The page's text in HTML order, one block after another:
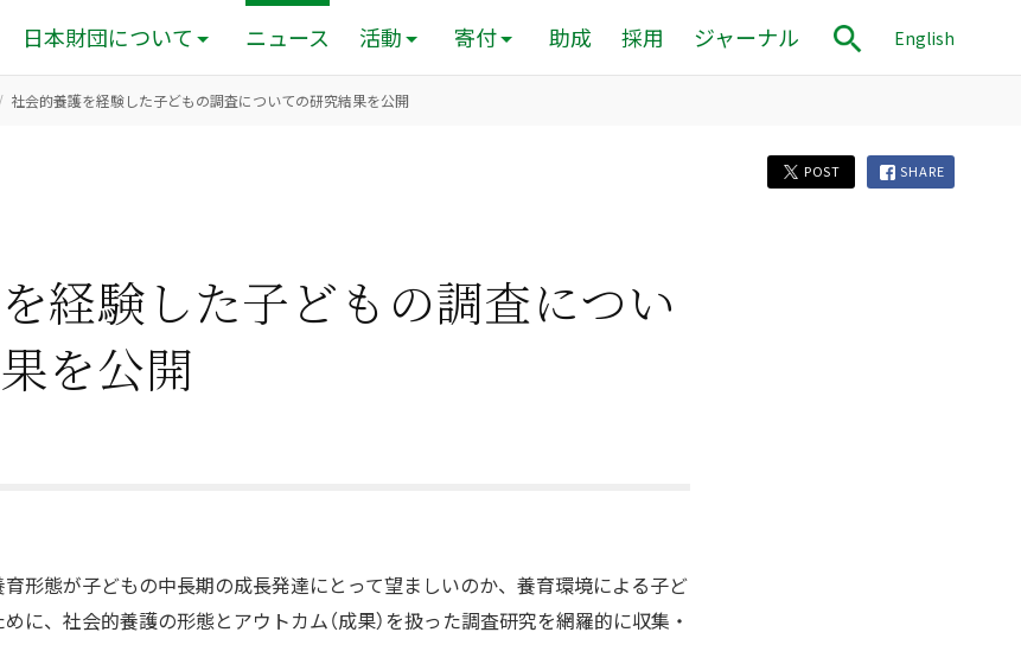
日本財団について ニュース 活動 寄付 助成 採用 ジャーナル English
社会的養護を経験した子どもの調査についての研究結果を公開
POST SHARE
経験した子どもの調査につい
を公開
形態が子どもの中長期の成長発達にとって望ましいのか、養育環境による子ど
に、社会的養護の形態とアウトカム（成果）を扱った調査研究を網羅的に収集・